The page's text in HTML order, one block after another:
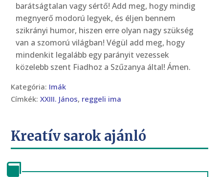
barátságtalan vagy sértő! Add meg, hogy mindig
megnyerő modorú legyek, és éljen bennem
szikrányi humor, hiszen erre olyan nagy szükség
van a szomorú világban! Végül add meg, hogy
mindenkit legalább egy parányit vezessek
közelebb szent Fiadhoz a Szűzanya által! Ámen.
Kategória: Imák
Címkék:XXIII. János, reggeli ima
Kreatív sarok ajánló